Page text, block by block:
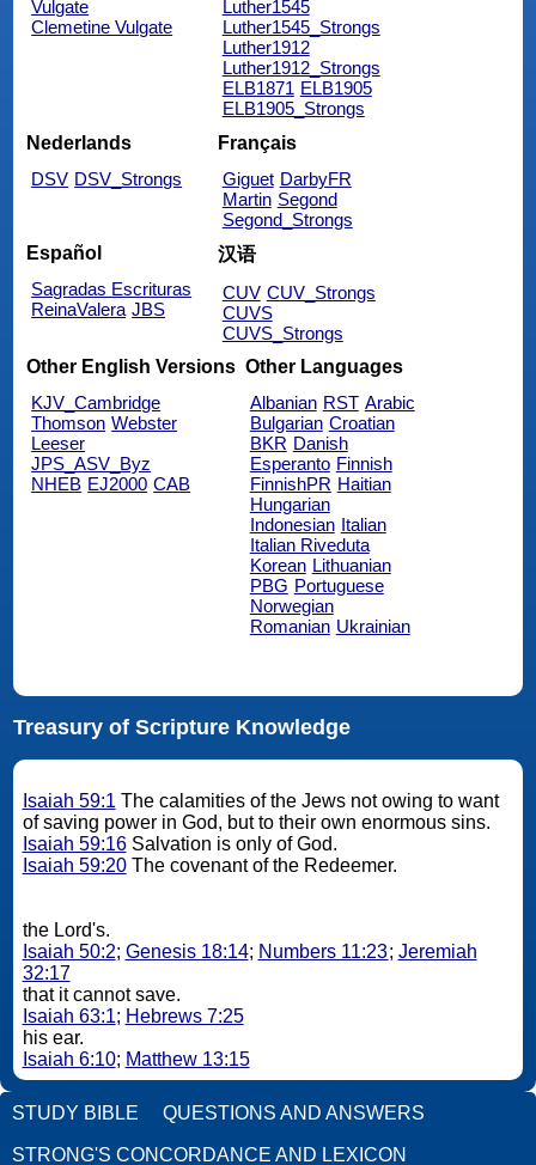
Vulgate
Clemetine Vulgate
Luther1545
Luther1545_Strongs
Luther1912
Luther1912_Strongs
ELB1871 ELB1905
ELB1905_Strongs
Nederlands
DSV DSV_Strongs
Français
Giguet DarbyFR
Martin Segond
Segond_Strongs
Español
Sagradas Escrituras
ReinaValera JBS
汉语
CUV CUV_Strongs
CUVS
CUVS_Strongs
Other English Versions
KJV_Cambridge
Thomson Webster
Leeser
JPS_ASV_Byz
NHEB EJ2000 CAB
Other Languages
Albanian RST Arabic
Bulgarian Croatian
BKR Danish
Esperanto Finnish
FinnishPR Haitian
Hungarian
Indonesian Italian
Italian Riveduta
Korean Lithuanian
PBG Portuguese
Norwegian
Romanian Ukrainian
Treasury of Scripture Knowledge
Isaiah 59:1 The calamities of the Jews not owing to want
of saving power in God, but to their own enormous sins.
Isaiah 59:16Salvation is only of God.
Isaiah 59:20The covenant of the Redeemer.
the Lord's.
Isaiah 50:2; Genesis 18:14; Numbers 11:23; Jeremiah
32:17
that it cannot save.
Isaiah 63:1; Hebrews 7:25
his ear.
Isaiah 6:10; Matthew 13:15
STUDY BIBLE QUESTIONS AND ANSWERS
STRONG'S CONCORDANCE AND LEXICON